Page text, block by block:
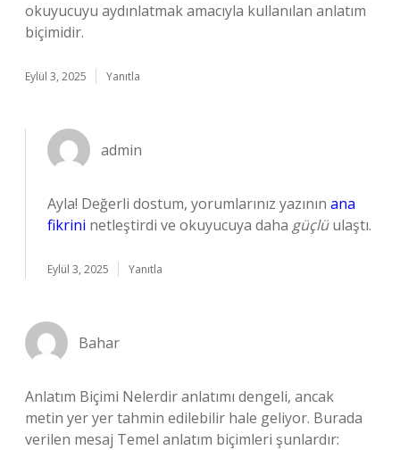
okuyucuyu aydınlatmak amacıyla kullanılan anlatım
biçimidir.
Eylül 3, 2025 Yanıtla
admin
Ayla! Değerli dostum, yorumlarınız yazının ana
fikrini netleştirdi ve okuyucuya daha güçlüulaştı.
Eylül 3, 2025 Yanıtla
Bahar
Anlatım Biçimi Nelerdir anlatımı dengeli, ancak
metin yer yer tahmin edilebilir hale geliyor. Burada
verilen mesaj Temel anlatım biçimleri şunlardır: